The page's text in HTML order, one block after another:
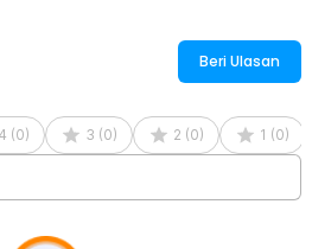
erat tanpa menimbulkan
kepala. Sistem penguncian yang
untuk semua ukuran kepala, dari
Berulang
kacamata dirancang agar tahan
perubahan suhu, menjadikannya
rutin maupun jangka panjang.
Beri Ulasan
4 (0) 3 (0) 2 (0) 1 (0)